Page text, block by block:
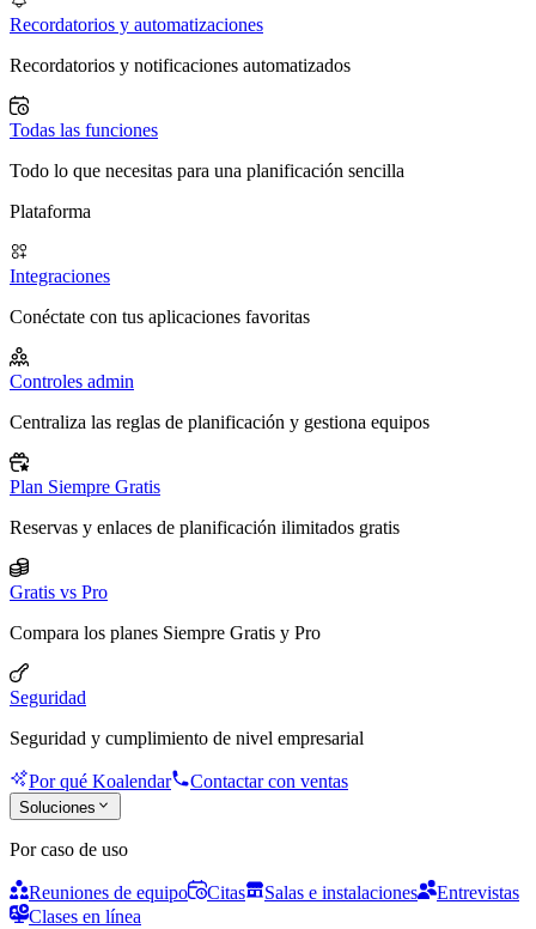
Recordatorios y automatizaciones
Recordatorios y notificaciones automatizados
Todas las funciones
Todo lo que necesitas para una planificación sencilla
Plataforma
Integraciones
Conéctate con tus aplicaciones favoritas
Controles admin
Centraliza las reglas de planificación y gestiona equipos
Plan Siempre Gratis
Reservas y enlaces de planificación ilimitados gratis
Gratis vs Pro
Compara los planes Siempre Gratis y Pro
Seguridad
Seguridad y cumplimiento de nivel empresarial
Por qué Koalendar Contactar con ventas
Soluciones
Por caso de uso
Reuniones de equipo Citas Salas e instalaciones
Entrevistas
Clases en línea